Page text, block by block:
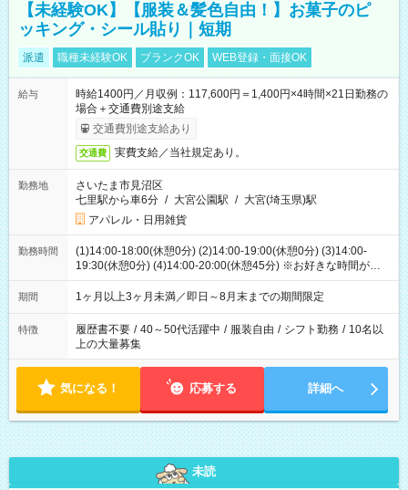
【未経験OK】【服装＆髪色自由！】お菓子のピ
ッキング・シール貼り｜短期
派遣 職種未経験OK ブランクOK WEB登録・面接OK
給与
時給1400円／月収例：117,600円＝1,400円×4時間×21日勤務の
場合＋交通費別途支給
交通費別途支給あり
交通費 実費支給／当社規定あり。
勤務地
さいたま市見沼区
七里駅から車6分 / 大宮公園駅 / 大宮(埼玉県)駅
アパレル・日用雑貨
勤務時間
(1)14:00-18:00(休憩0分) (2)14:00-19:00(休憩0分) (3)14:00-
19:30(休憩0分) (4)14:00-20:00(休憩45分) ※お好きな時間が選べ
ます
期間 1ヶ月以上3ヶ月未満／即日～8月末までの期間限定
特徴 履歴書不要 / 40～50代活躍中 / 服装自由 / シフト勤務 / 10名以
上の大量募集
気になる！ 応募する 詳細へ
未読